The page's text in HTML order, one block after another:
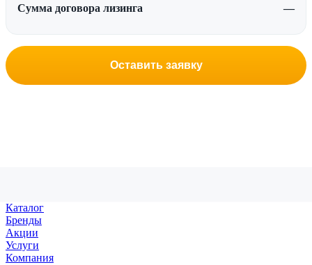
Сумма договора лизинга —
Оставить заявку
Каталог
Бренды
Акции
Услуги
Компания